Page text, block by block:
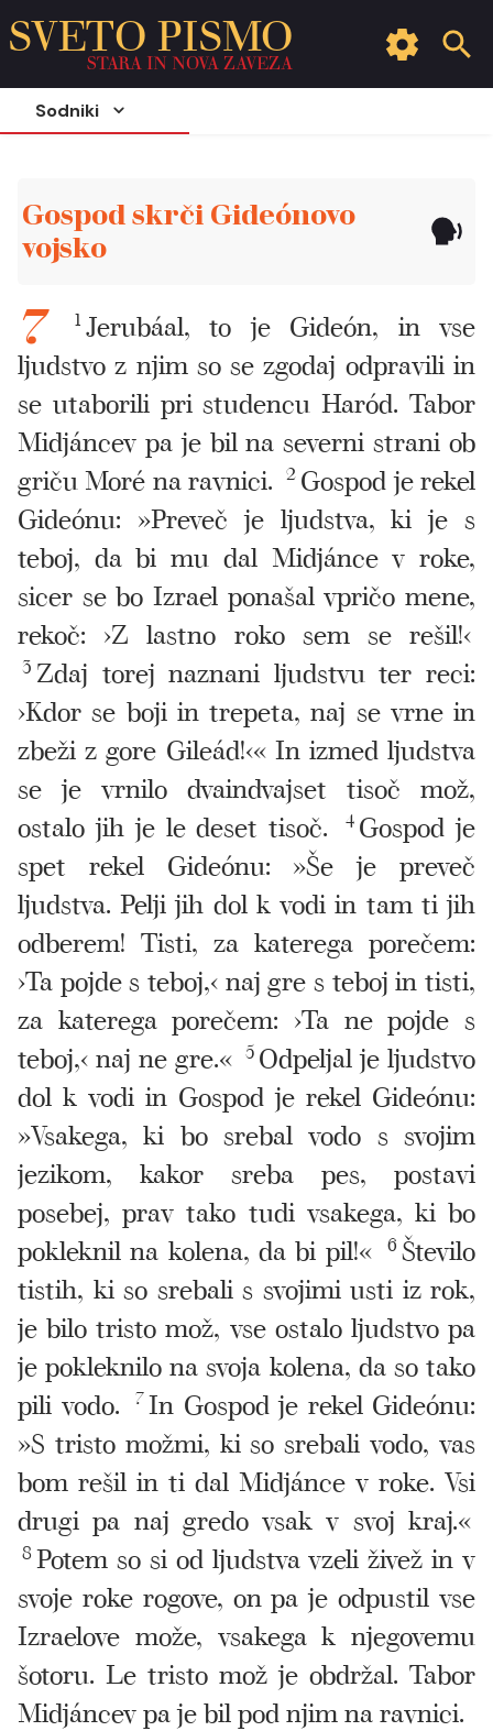
SVETO PISMO
STARA IN NOVA ZAVEZA
Sodniki
Gospod skrči Gideónovo
vojsko
7 1 Jerubáal, to je Gideón, in vse
ljudstvo z njim so se zgodaj odpravili in
se utaborili pri studencu Haród. Tabor
Midjáncev pa je bil na severni strani ob
griču Moré na ravnici. 2 Gospod je rekel
Gideónu: »Preveč je ljudstva, ki je s
teboj, da bi mu dal Midjánce v roke,
sicer se bo Izrael ponašal vpričo mene,
rekoč: ›Z lastno roko sem se rešil!‹
3 Zdaj torej naznani ljudstvu ter reci:
›Kdor se boji in trepeta, naj se vrne in
zbeži z gore Gileád!‹« In izmed ljudstva
se je vrnilo dvaindvajset tisoč mož,
ostalo jih je le deset tisoč.
4 Gospod je
spet rekel Gideónu: »Še je preveč
ljudstva. Pelji jih dol k vodi in tam ti jih
odberem! Tisti, za katerega porečem:
›Ta pojde s teboj,‹ naj gre s teboj in tisti,
za katerega porečem: ›Ta ne pojde s
teboj,‹ naj ne gre.« 5 Odpeljal je ljudstvo
dol k vodi in Gospod je rekel Gideónu:
»Vsakega, ki bo srebal vodo s svojim
jezikom, kakor sreba pes, postavi
posebej, prav tako tudi vsakega, ki bo
pokleknil na kolena, da bi pil!« 6 Število
tistih, ki so srebali s svojimi usti iz rok,
je bilo tristo mož, vse ostalo ljudstvo pa
je pokleknilo na svoja kolena, da so tako
pili vodo.
7In Gospod je rekel Gideónu:
»S tristo možmi, ki so srebali vodo, vas
bom rešil in ti dal Midjánce v roke. Vsi
drugi pa naj gredo vsak v svoj kraj.«
8 Potem so si od ljudstva vzeli živež in v
svoje roke rogove, on pa je odpustil vse
Izraelove može, vsakega k njegovemu
šotoru. Le tristo mož je obdržal. Tabor
Midjáncev pa je bil pod njim na ravnici.